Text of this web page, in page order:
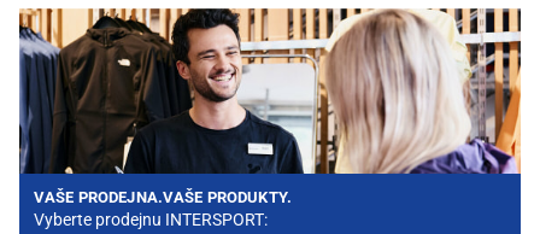
VAŠE PRODEJNA.VAŠE PRODUKTY.
Vyberte prodejnu INTERSPORT: